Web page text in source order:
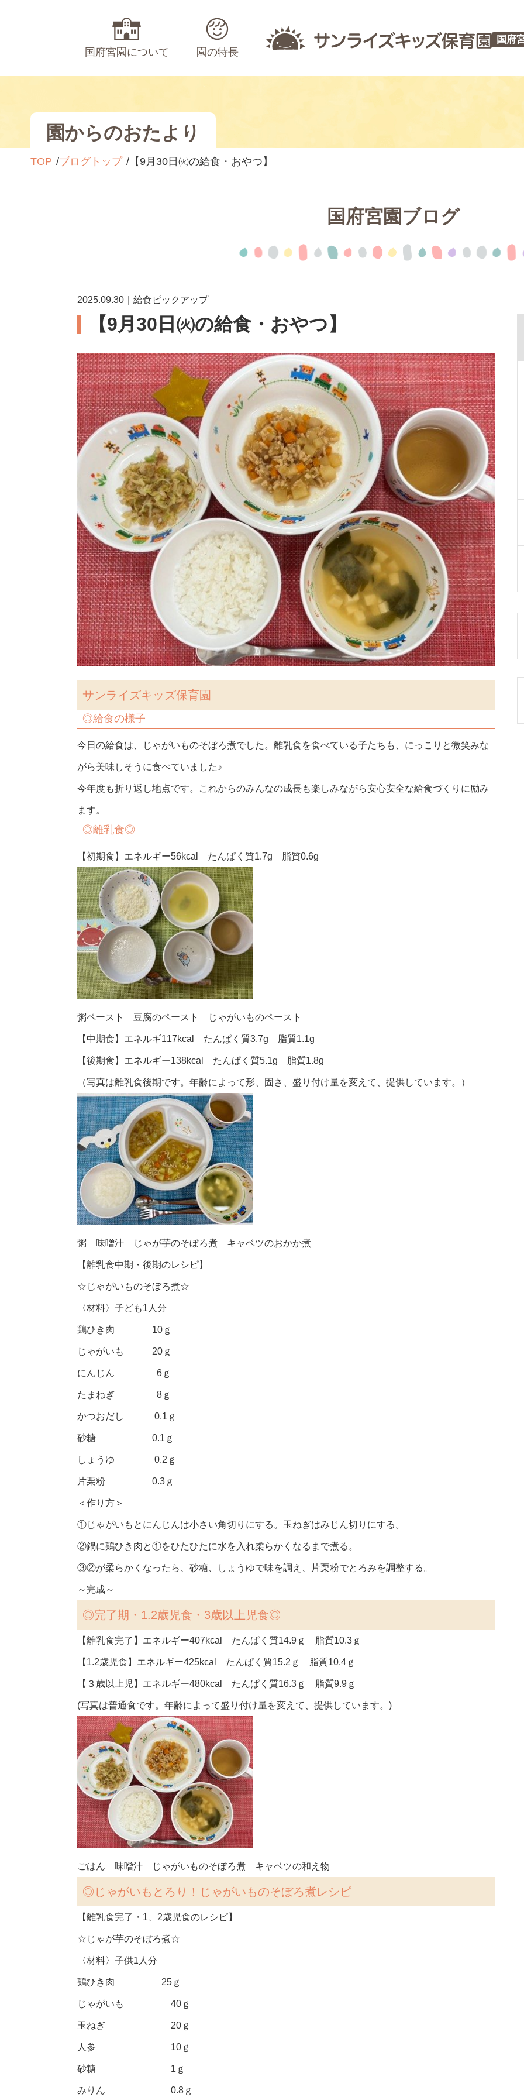
国府宮園について 園の特長
国府
園からのおたより
TOP ブログトップ 【9月30日㈫の給食・おやつ】
国府宮園ブログ
2025.09.30｜給食ピックアップ
【9月30日㈫の給食・おやつ】
サンライズキッズ保育園
◎給食の様子
今日の給食は、じゃがいものそぼろ煮でした。離乳食を食べている子たちも、にっこりと微笑みな
がら美味しそうに食べていました♪
今年度も折り返し地点です。これからのみんなの成長も楽しみながら安心安全な給食づくりに励み
ます。
◎離乳食◎
【初期食】エネルギー56kcal たんぱく質1.7g 脂質0.6g
粥ペースト 豆腐のペースト じゃがいものペースト
【中期食】エネルギ117kcal たんぱく質3.7g 脂質1.1g
【後期食】エネルギー138kcal たんぱく質5.1g 脂質1.8g
（写真は離乳食後期です。年齢によって形、固さ、盛り付け量を変えて、提供しています。）
粥 味噌汁 じゃが芋のそぼろ煮 キャベツのおかか煮
【離乳食中期・後期のレシピ】
☆じゃがいものそぼろ煮☆
〈材料〉子ども1人分
鶏ひき肉 10ｇ
じゃがいも 20ｇ
にんじん 6ｇ
たまねぎ 8ｇ
かつおだし 0.1ｇ
砂糖 0.1ｇ
しょうゆ 0.2ｇ
片栗粉 0.3ｇ
＜作り方＞
①じゃがいもとにんじんは小さい角切りにする。玉ねぎはみじん切りにする。
②鍋に鶏ひき肉と①をひたひたに水を入れ柔らかくなるまで煮る。
③②が柔らかくなったら、砂糖、しょうゆで味を調え、片栗粉でとろみを調整する。
～完成～
◎完了期・1.2歳児食・3歳以上児食◎
【離乳食完了】エネルギー407kcal たんぱく質14.9ｇ 脂質10.3ｇ
【1.2歳児食】エネルギー425kcal たんぱく質15.2ｇ 脂質10.4ｇ
【３歳以上児】エネルギー480kcal たんぱく質16.3ｇ 脂質9.9ｇ
(写真は普通食です。年齢によって盛り付け量を変えて、提供しています。)
ごはん 味噌汁 じゃがいものそぼろ煮 キャベツの和え物
◎ じゃがいもとろり！じゃがいものそぼろ煮レシピ
【離乳食完了・1、2歳児食のレシピ】
☆じゃが芋のそぼろ煮☆
〈材料〉子供1人分
鶏ひき肉 25ｇ
じゃがいも 40ｇ
玉ねぎ 20ｇ
人参 10ｇ
砂糖 1ｇ
みりん 0.8ｇ